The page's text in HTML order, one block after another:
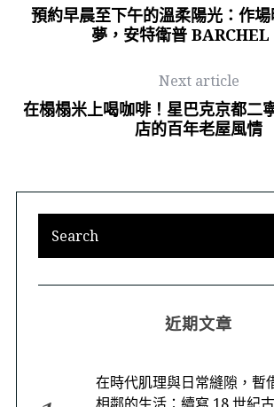
預約早晨至下午的溫柔陽光：作
夢，安特衛普 BARCHEL
Next article
在榻榻米上喝咖啡！星巴克京都二
店的百年老屋風情
近期文章
在時代肌理與日常縫隙，暫